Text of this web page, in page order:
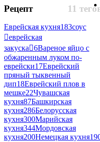
11
Рецепт
Еврейская кухня183соус
еврейская
закуска6Вареное яйцо с
обжаренным луком по-
еврейски17Еврейский
пряный тыквенный
дип18Еврейский плов в
мешке22Чувашская
кухня87Башкирская
кухня286Белорусская
кухня300Марийская
кухня344Мордовская
кухня200Немецкая кухня